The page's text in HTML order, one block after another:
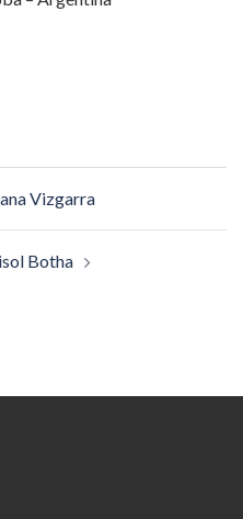
Vizgarra
Botha